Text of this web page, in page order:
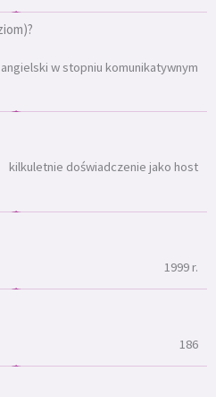
w stopniu komunikatywnym
kilkuletnie doświadczenie jako host
1999 r.
186